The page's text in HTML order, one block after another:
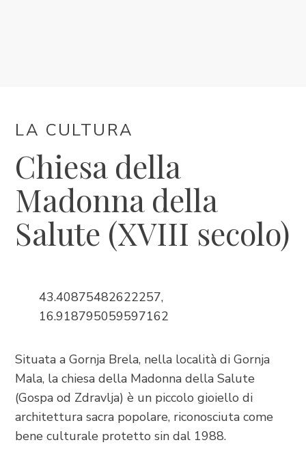
+385 21 618 455
+385 21 618 337
Call us
Contact us
LA CULTURA
Chiesa della
Madonna della
Salute (XVIII secolo)
43.40875482622257,
16.918795059597162
Situata a Gornja Brela, nella località di Gornja
Mala, la chiesa della Madonna della Salute
(Gospa od Zdravlja) è un piccolo gioiello di
architettura sacra popolare, riconosciuta come
bene culturale protetto sin dal 1988.